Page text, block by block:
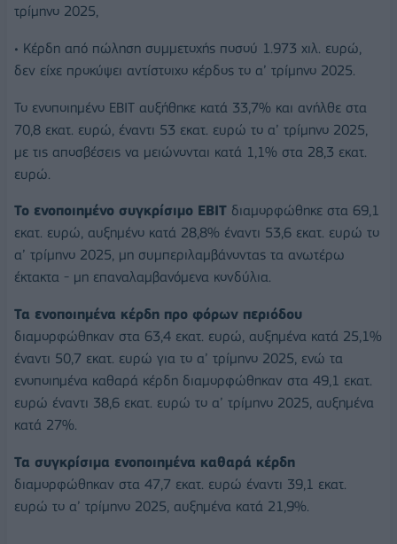
τρίμηνο 2025,
• Κέρδη από πώληση συμμετοχής ποσού 1.973 χιλ. ευρώ,
δεν είχε προκύψει αντίστοιχο κέρδος το α’ τρίμηνο 2025.
Το ενοποιημένο EBIT αυξήθηκε κατά 33,7% και ανήλθε στα
70,8 εκατ. ευρώ, έναντι 53 εκατ. ευρώ το α’ τρίμηνο 2025,
με τις αποσβέσεις να μειώνονται κατά 1,1% στα 28,3 εκατ.
ευρώ.
Το ενοποιημένο συγκρίσιμο EBIT διαμορφώθηκε στα 69,1
εκατ. ευρώ, αυξημένο κατά 28,8% έναντι 53,6 εκατ. ευρώ το
α’ τρίμηνο 2025, μη συμπεριλαμβάνοντας τα ανωτέρω
έκτακτα - μη επαναλαμβανόμενα κονδύλια.
Τα ενοποιημένα κέρδη προ φόρων περιόδου
διαμορφώθηκαν στα 63,4 εκατ. ευρώ, αυξημένα κατά 25,1%
έναντι 50,7 εκατ. ευρώ για το α’ τρίμηνο 2025, ενώ τα
ενοποιημένα καθαρά κέρδη διαμορφώθηκαν στα 49,1 εκατ.
ευρώ έναντι 38,6 εκατ. ευρώ το α’ τρίμηνο 2025, αυξημένα
κατά 27%.
Τα συγκρίσιμα ενοποιημένα καθαρά κέρδη
διαμορφώθηκαν στα 47,7 εκατ. ευρώ έναντι 39,1 εκατ.
ευρώ το α’ τρίμηνο 2025, αυξημένα κατά 21,9%.